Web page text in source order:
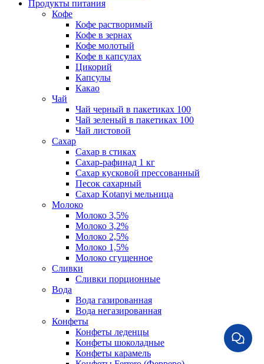
Продукты питания
Кофе
Кофе растворимый
Кофе в зернах
Кофе молотый
Кофе в капсулах
Цикорий
Капсулы
Какао
Чай
Чай черный в пакетиках 100
Чай зеленый в пакетиках 100
Чай листовой
Сахар
Сахар в стиках
Сахар-рафинад 1 кг
Сахар кусковой прессованный
Песок сахарный
Сахар Kotanyi мельница
Молоко
Молоко 3,5%
Молоко 3,2%
Молоко 2,5%
Молоко 1,5%
Молоко сгущенное
Сливки
Сливки порционные
Вода
Вода газированная
Вода негазированная
Конфеты
Конфеты леденцы
Конфеты шоколадные
Конфеты карамель